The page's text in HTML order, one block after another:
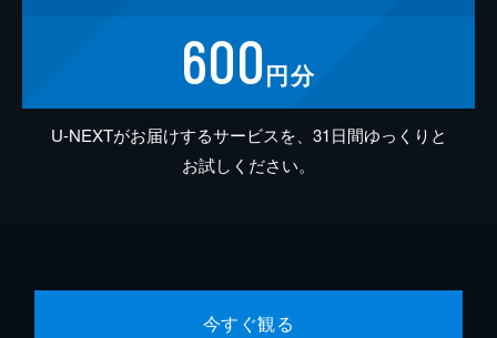
600円分
U-NEXTがお届けするサービスを、31日間ゆっくりと
お試しください。
今すぐ観る